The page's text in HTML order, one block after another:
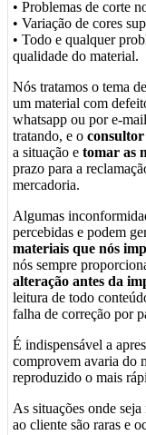
• Problemas de corte
• Variação de cores
• Todo e qualquer
qualidade do material.
Nós tratamos o tema de
um material com
whatsapp ou por e-
tratando, e o consultor
a situação e tomar as
prazo para a
mercadoria.
Algumas
percebidas e podem
materiais que nós
nós sempre
alteração antes da
leitura de todo
falha de correção por
É indispensável a
comprovem avaria do
reproduzido o mais
As situações onde
ao cliente são raras e